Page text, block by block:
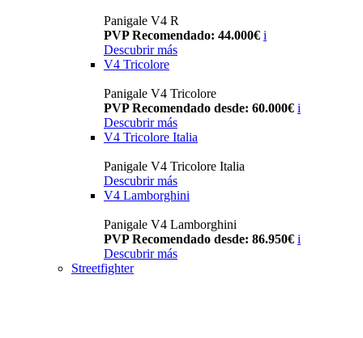
Panigale V4 R
PVP Recomendado: 44.000€ i
Descubrir más
V4 Tricolore
Panigale V4 Tricolore
PVP Recomendado desde: 60.000€ i
Descubrir más
V4 Tricolore Italia
Panigale V4 Tricolore Italia
Descubrir más
V4 Lamborghini
Panigale V4 Lamborghini
PVP Recomendado desde: 86.950€ i
Descubrir más
Streetfighter